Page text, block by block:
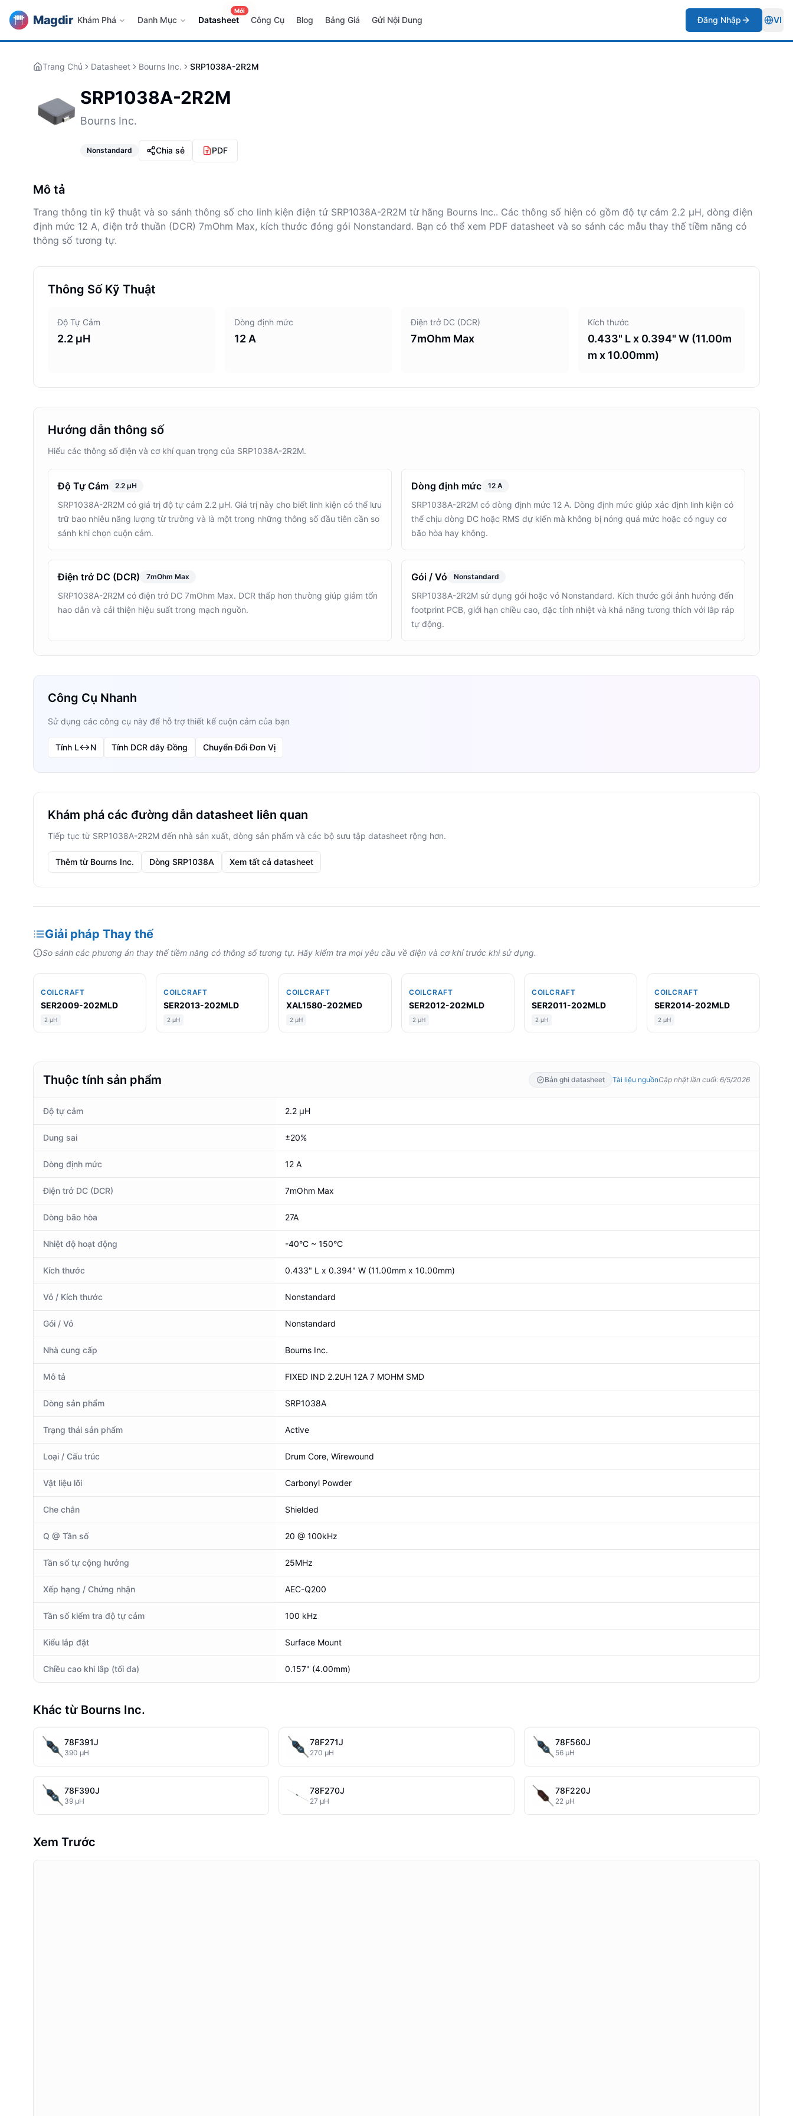
Magdir Khám Phá Danh Mục Datasheet
Mới
Công Cụ Blog Bảng Giá Gửi Nội Dung Đăng Nhập VI
Trang Chủ Datasheet Bourns Inc. SRP1038A-2R2M
SRP1038A-2R2M
Bourns Inc.
Nonstandard Chia sẻ PDF
Mô tả
Trang thông tin kỹ thuật và so sánh thông số cho linh kiện điện tử SRP1038A-2R2M từ hãng Bourns Inc.. Các thông số hiện có gồm độ tự cảm 2.2 µH, dòng điện
định mức 12 A, điện trở thuần (DCR) 7mOhm Max, kích thước đóng gói Nonstandard. Bạn có thể xem PDF datasheet và so sánh các mẫu thay thế tiềm năng có
thông số tương tự.
Thông Số Kỹ Thuật
Độ Tự Cảm
2.2 µH
Dòng định mức
12 A
Điện trở DC (DCR)
7mOhm Max
Kích thước
0.433" L x 0.394" W (11.00m
m x 10.00mm)
Hướng dẫn thông số
Hiểu các thông số điện và cơ khí quan trọng của SRP1038A-2R2M.
Độ Tự Cảm 2.2 µH
SRP1038A-2R2M có giá trị độ tự cảm 2.2 µH. Giá trị này cho biết linh kiện có thể lưu
trữ bao nhiêu năng lượng từ trường và là một trong những thông số đầu tiên cần so
sánh khi chọn cuộn cảm.
Dòng định mức 12 A
SRP1038A-2R2M có dòng định mức 12 A. Dòng định mức giúp xác định linh kiện có
thể chịu dòng DC hoặc RMS dự kiến mà không bị nóng quá mức hoặc có nguy cơ
bão hòa hay không.
Điện trở DC (DCR) 7mOhm Max
SRP1038A-2R2M có điện trở DC 7mOhm Max. DCR thấp hơn thường giúp giảm tổn
hao dẫn và cải thiện hiệu suất trong mạch nguồn.
Gói / Vỏ Nonstandard
SRP1038A-2R2M sử dụng gói hoặc vỏ Nonstandard. Kích thước gói ảnh hưởng đến
footprint PCB, giới hạn chiều cao, đặc tính nhiệt và khả năng tương thích với lắp ráp
tự động.
Công Cụ Nhanh
Sử dụng các công cụ này để hỗ trợ thiết kế cuộn cảm của bạn
Tính L↔N Tính DCR dây Đồng Chuyển Đổi Đơn Vị
Khám phá các đường dẫn datasheet liên quan
Tiếp tục từ SRP1038A-2R2M đến nhà sản xuất, dòng sản phẩm và các bộ sưu tập datasheet rộng hơn.
Thêm từ Bourns Inc. Dòng SRP1038A Xem tất cả datasheet
Giải pháp Thay thế
So sánh các phương án thay thế tiềm năng có thông số tương tự. Hãy kiểm tra mọi yêu cầu về điện và cơ khí trước khi sử dụng.
COILCRAFT
SER2009-202MLD
2 µH
COILCRAFT
SER2013-202MLD
2 µH
COILCRAFT
XAL1580-202MED
2 µH
COILCRAFT
SER2012-202MLD
2 µH
COILCRAFT
SER2011-202MLD
2 µH
COILCRAFT
SER2014-202MLD
2 µH
Thuộc tính sản phẩm Bản ghi datasheet Tài liệu nguồnCập nhật lần cuối: 6/5/2026
Độ tự cảm 2.2 µH
Dung sai ±20%
Dòng định mức 12 A
Điện trở DC (DCR) 7mOhm Max
Dòng bão hòa 27A
Nhiệt độ hoạt động -40°C ~ 150°C
Kích thước 0.433" L x 0.394" W (11.00mm x 10.00mm)
Vỏ / Kích thước Nonstandard
Gói / Vỏ Nonstandard
Nhà cung cấp Bourns Inc.
Mô tả FIXED IND 2.2UH 12A 7 MOHM SMD
Dòng sản phẩm SRP1038A
Trạng thái sản phẩm Active
Loại / Cấu trúc Drum Core, Wirewound
Vật liệu lõi Carbonyl Powder
Che chắn Shielded
Q @ Tần số 20 @ 100kHz
Tần số tự cộng hưởng 25MHz
Xếp hạng / Chứng nhận AEC-Q200
Tần số kiểm tra độ tự cảm 100 kHz
Kiểu lắp đặt Surface Mount
Chiều cao khi lắp (tối đa) 0.157" (4.00mm)
Khác từ Bourns Inc.
78F391J
390 µH
78F271J
270 µH
78F560J
56 µH
78F390J
39 µH
78F270J
27 µH
78F220J
22 µH
Xem Trước